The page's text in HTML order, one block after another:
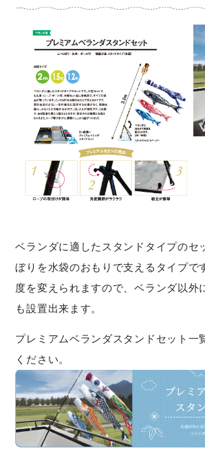
ベランダに適したスタンドタイプのセ
ぼりを水袋のおもりで支えるタイプで
度を変えられますので、ベランダ以外
も設置出来ます。
プレミアムベランダスタンドセット一
ください。